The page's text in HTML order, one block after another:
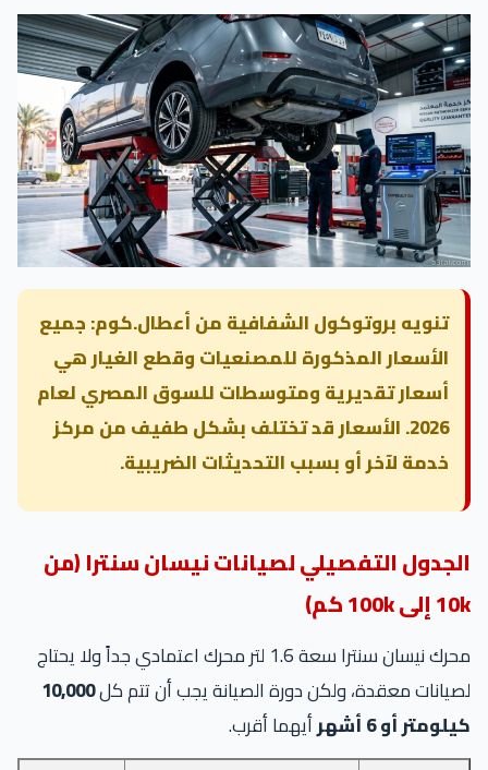
تنويه بروتوكول الشفافية من أعطال.كوم: جميع
الأسعار المذكورة للمصنعيات وقطع الغيار هي
أسعار تقديرية ومتوسطات للسوق المصري لعام
2026. الأسعار قد تختلف بشكل طفيف من مركز
خدمة لآخر أو بسبب التحديثات الضريبية.
الجدول التفصيلي لصيانات نيسان سنترا (من
10k إلى 100k كم)
محرك نيسان سنترا سعة 1.6 لتر محرك اعتمادي جداً ولا يحتاج
لصيانات معقدة، ولكن دورة الصيانة يجب أن تتم كل10,000
كيلومتر أو 6 أشهر
أيهما أقرب.